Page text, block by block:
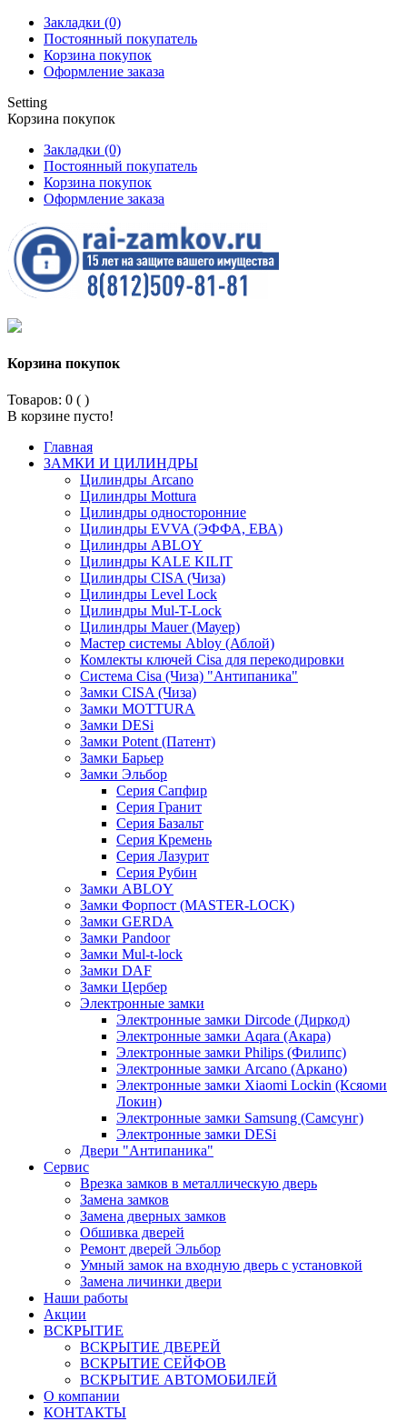
Закладки (0)
Постоянный покупатель
Корзина покупок
Оформление заказа
Setting
Корзина покупок
Закладки (0)
Постоянный покупатель
Корзина покупок
Оформление заказа
Корзина покупок
Товаров: 0 ( )
В корзине пусто!
Главная
ЗАМКИ И ЦИЛИНДРЫ
Цилиндры Arcano
Цилиндры Mottura
Цилиндры односторонние
Цилиндры EVVA (ЭФФА, ЕВА)
Цилиндры ABLOY
Цилиндры KALE KILIT
Цилиндры CISA (Чиза)
Цилиндры Level Lock
Цилиндры Mul-T-Lock
Цилиндры Mauer (Мауер)
Мастер системы Abloy (Аблой)
Комлекты ключей Cisa для перекодировки
Система Cisa (Чиза) "Антипаника"
Замки CISA (Чиза)
Замки MOTTURA
Замки DESi
Замки Potent (Патент)
Замки Барьер
Замки Эльбор
Серия Сапфир
Серия Гранит
Серия Базальт
Серия Кремень
Серия Лазурит
Серия Рубин
Замки ABLOY
Замки Форпост (MASTER-LOCK)
Замки GERDA
Замки Pandoor
Замки Mul-t-lock
Замки DAF
Замки Цербер
Электронные замки
Электронные замки Dircode (Диркод)
Электронные замки Aqara (Акара)
Электронные замки Philips (Филипс)
Электронные замки Arcano (Аркано)
Электронные замки Xiaomi Lockin (Ксяоми
Локин)
Электронные замки Samsung (Самсунг)
Электронные замки DESi
Двери "Антипаника"
Сервис
Врезка замков в металлическую дверь
Замена замков
Замена дверных замков
Обшивка дверей
Ремонт дверей Эльбор
Умный замок на входную дверь с установкой
Замена личинки двери
Наши работы
Акции
ВСКРЫТИЕ
ВСКРЫТИЕ ДВЕРЕЙ
ВСКРЫТИЕ СЕЙФОВ
ВСКРЫТИЕ АВТОМОБИЛЕЙ
О компании
КОНТАКТЫ